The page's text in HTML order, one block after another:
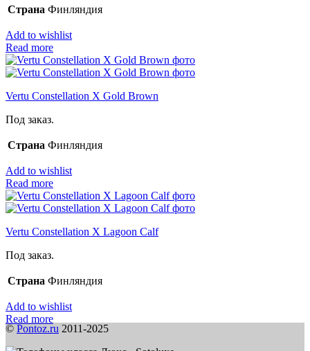
Страна Финляндия
Add to wishlist
Read more
Vertu Constellation X Gold Brown
Под заказ.
Страна Финляндия
Add to wishlist
Read more
Vertu Constellation X Lagoon Calf
Под заказ.
Страна Финляндия
Add to wishlist
Read more
© Pontoz.ru 2011-2025